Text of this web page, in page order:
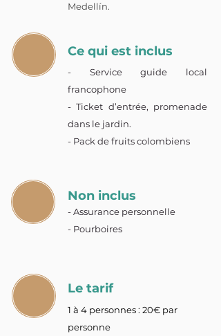
Medellín.
Ce qui est inclus
- Service guide local
francophone
- Ticket d’entrée, promenade
dans le jardin.
- Pack de fruits colombiens
Non inclus
- Assurance personnelle
- Pourboires
Le tarif
1 à 4 personnes : 20€ par
personne